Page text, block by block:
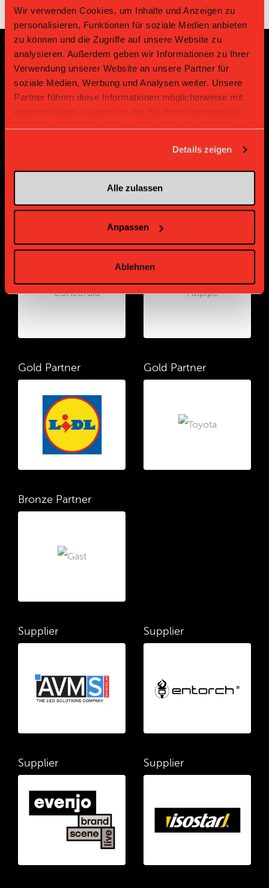
Wir verwenden Cookies, um Inhalte und Anzeigen zu
personalisieren, Funktionen für soziale Medien anbieten
zu können und die Zugriffe auf unsere Website zu
analysieren. Außerdem geben wir Informationen zu Ihrer
Verwendung unserer Website an unsere Partner für
soziale Medien, Werbung und Analysen weiter. Unsere
Partner führen diese Informationen möglicherweise mit
weiteren Daten zusammen, die Sie ihnen bereitgestellt
Details zeigen
Alle zulassen
Anpassen
Ablehnen
Sponsoren und Partner
Platin Partner
Gold Partner
Gold Partner Gold Partner
Bronze Partner
Supplier Supplier
Supplier Supplier